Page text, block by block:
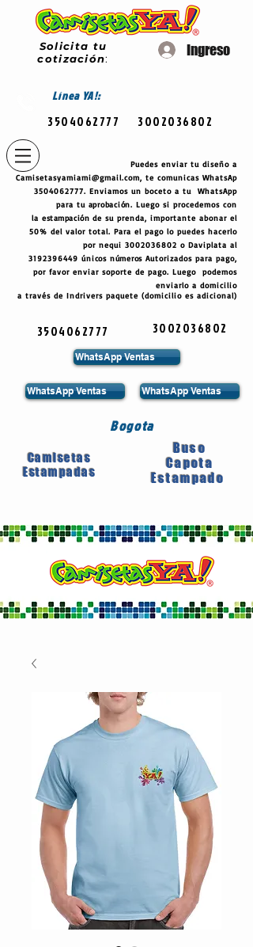
Solicita tu
cotización:
Ingreso
LíneaYA!:
3504062777 3002036802
Puedes enviar tu diseño a
Camisetasyamiami@gmail.com, te comunicas WhatsAp
3504062777. Enviamos un boceto a tu WhatsApp
para tu aprobación. Luego si procedemos con
laestampación de su prenda, importante abonar el
50% del valor total. Para el pago lo puedes hacerlo
por nequi 3002036802 o Daviplata al
3192396449 únicos números Autorizados para pago,
por favor enviar soporte de pago. Luego podemos
enviarlo a domicilio
a través de Indrivers paquete (domicilio es adicional)
3504062777 3002036802
WhatsApp Ventas
WhatsApp Ventas WhatsApp Ventas
Bogota
Camisetas
Estampadas
Buso
Capota
Estampado